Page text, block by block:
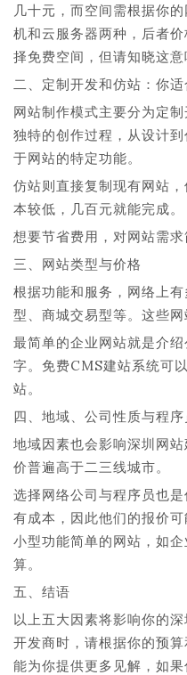
几十元，而空间需根据你
机和云服务器两种，后者
择免费空间，但请知晓这意
二、定制开发和仿站：你适
网站制作模式主要分为定
独特的创作过程，从设计
于网站的特定功能。
仿站则直接复制现有网站
本较低，几百元就能完成。
想要节省费用，对网站需求
三、网站类型与价格
根据功能和服务，网络上
型、商城交易型等。这些
最简单的企业网站就是介
字。免费CMS建站系统可
站。
四、地域、公司性质与程序
地域因素也会影响深圳网
价普遍高于二三线城市。
选择网络公司与程序员也
有成本，因此他们的报价
小型功能简单的网站，如
算。
五、结语
以上五大因素将影响你的
开发商时，请根据你的预
能为你提供更多见解，如